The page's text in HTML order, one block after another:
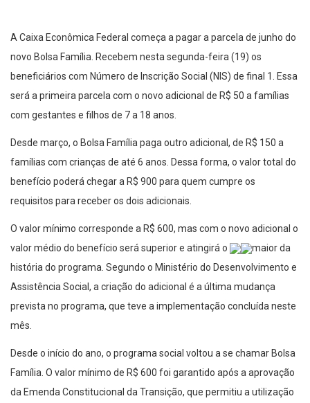
A Caixa Econômica Federal começa a pagar a parcela de junho do
novo Bolsa Família. Recebem nesta segunda-feira (19) os
beneficiários com Número de Inscrição Social (NIS) de final 1. Essa
será a primeira parcela com o novo adicional de R$ 50 a famílias
com gestantes e filhos de 7 a 18 anos.
Desde março, o Bolsa Família paga outro adicional, de R$ 150 a
famílias com crianças de até 6 anos. Dessa forma, o valor total do
benefício poderá chegar a R$ 900 para quem cumpre os
requisitos para receber os dois adicionais.
O valor mínimo corresponde a R$ 600, mas com o novo adicional o
valor médio do benefício será superior e atingirá o
maior da
história do programa. Segundo o Ministério do Desenvolvimento e
Assistência Social, a criação do adicional é a última mudança
prevista no programa, que teve a implementação concluída neste
mês.
Desde o início do ano, o programa social voltou a se chamar Bolsa
Família. O valor mínimo de R$ 600 foi garantido após a aprovação
da Emenda Constitucional da Transição, que permitiu a utilização